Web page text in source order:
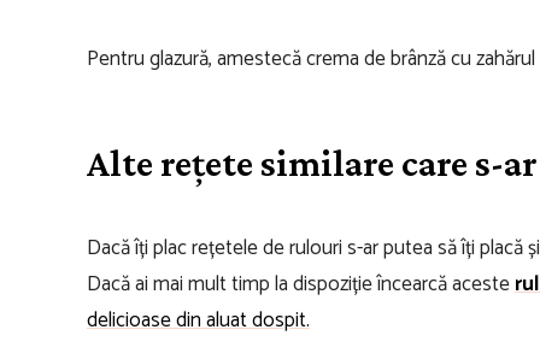
Pentru glazură, amestecă crema de brânză cu
Alte rețete similare care s-
Dacă îți plac rețetele de rulouri s-ar putea să îți
Dacă ai mai mult timp la dispoziție încearcă aceste
delicioase din aluat dospit.